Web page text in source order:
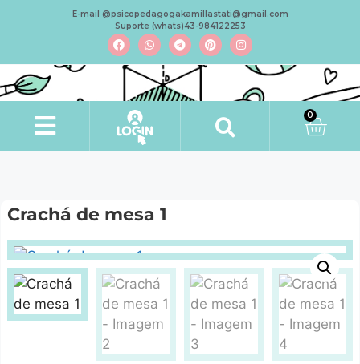
E-mail @psicopedagogakamillastati@gmail.com
Suporte (whats)43-984122253
0
Crachá de mesa 1